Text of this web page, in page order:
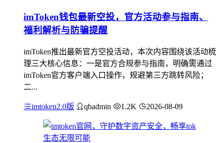
imToken钱包最新空投，官方活动参与指南、
福利解析与防骗提醒
imToken推出最新官方空投活动，本次内容围绕该活动梳
理三大核心信息：一是官方合规参与指南，明确需通过
imToken官方客户端入口操作，规避第三方跳转风险；
二...
imtoken2.0版 qbadmin 1.2K 2026-08-09